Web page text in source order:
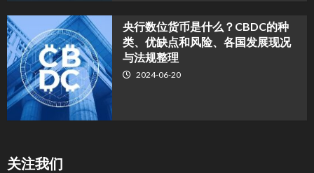
央行数位货币是什么？CBDC的种
类、优缺点和风险、各国发展现况
与法规整理
2024-06-20
关注我们